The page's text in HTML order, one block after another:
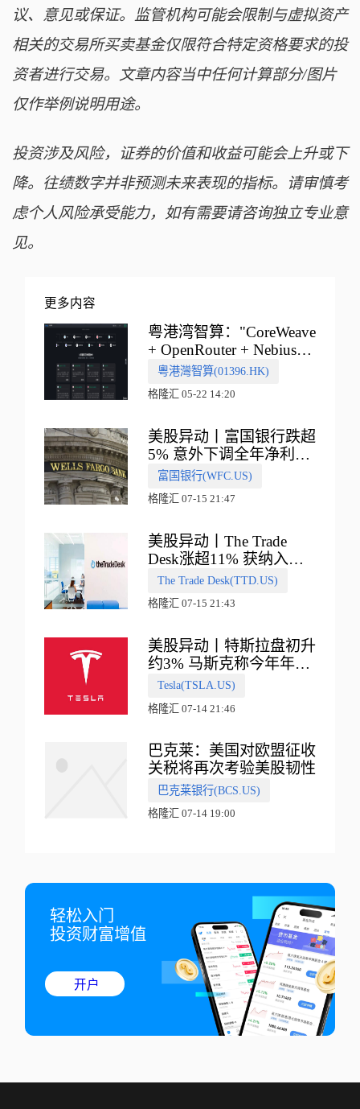
议、意见或保证。监管机构可能会限制与虚拟资产
相关的交易所买卖基金仅限符合特定资格要求的投
资者进行交易。文章内容当中任何计算部分/图片
仅作举例说明用途。
投资涉及风险，证券的价值和收益可能会上升或下
降。往绩数字并非预测未来表现的指标。请审慎考
虑个人风险承受能力，如有需要请咨询独立专业意
见。
更多内容
粤港湾智算："CoreWeave
+ OpenRouter + Nebius"
多向融合的中国智算新范
式
粵港灣智算(01396.HK)
格隆汇 05-22 14:20
美股异动丨富国银行跌超
5% 意外下调全年净利息
收入指引
富国银行(WFC.US)
格隆汇 07-15 21:47
美股异动丨The Trade
Desk涨超11% 获纳入标
普500指数
The Trade Desk(TTD.US)
格隆汇 07-15 21:43
美股异动丨特斯拉盘初升
约3% 马斯克称今年年底
会有‘史诗级震撼’的演示
Tesla(TSLA.US)
格隆汇 07-14 21:46
巴克莱：美国对欧盟征收
关税将再次考验美股韧性
巴克莱银行(BCS.US)
格隆汇 07-14 19:00
轻松入门
投资财富增值
开户